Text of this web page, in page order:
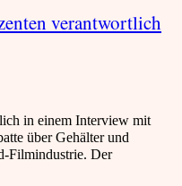
verantwortlich
in einem Interview mit
über Gehälter und
Filmindustrie. Der